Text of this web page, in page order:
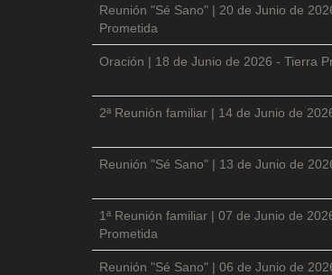
Reunión "Sé Sano" | 20 de Junio de
Prometida
Oración | 18 de Junio de 2026 - Tierra
2ª Reunión familiar | 14 de Junio de
Reunión "Sé Sano" | 13 de Junio de
1ª Reunión familiar | 07 de Junio de
Prometida
Reunión "Sé Sano" | 06 de Junio de